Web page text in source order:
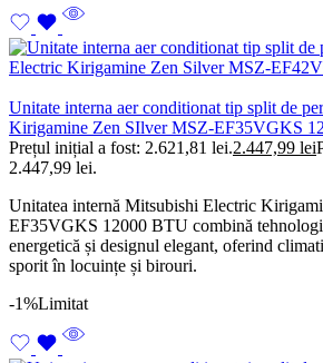
Unitate interna aer conditionat tip split de
Kirigamine Zen SIlver MSZ-EF35VGKS
Prețul inițial a fost: 2.621,81 lei.2.447,99 lei
2.447,99 lei.
Unitatea internă Mitsubishi Electric
EF35VGKS 12000 BTU combină
energetică și designul elegant, oferind
sporit în locuințe și birouri.
-1%Limitat